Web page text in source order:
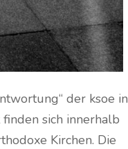
der ksoe in
sich innerhalb
Kirchen. Die